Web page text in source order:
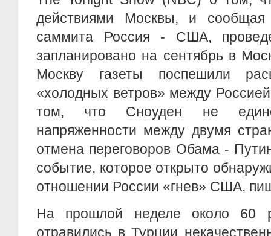
действиями Москвы, и
саммита Россия - США,
запланировано на сентябрь в
Москву газеты поспешили
«холодных ветров» между
том, что Сноуден не
напряженности между двумя
отмена переговоров Обама -
событие, которое открыто
отношении России «гнев» США,
На прошлой неделе около 60
отравились в Турции